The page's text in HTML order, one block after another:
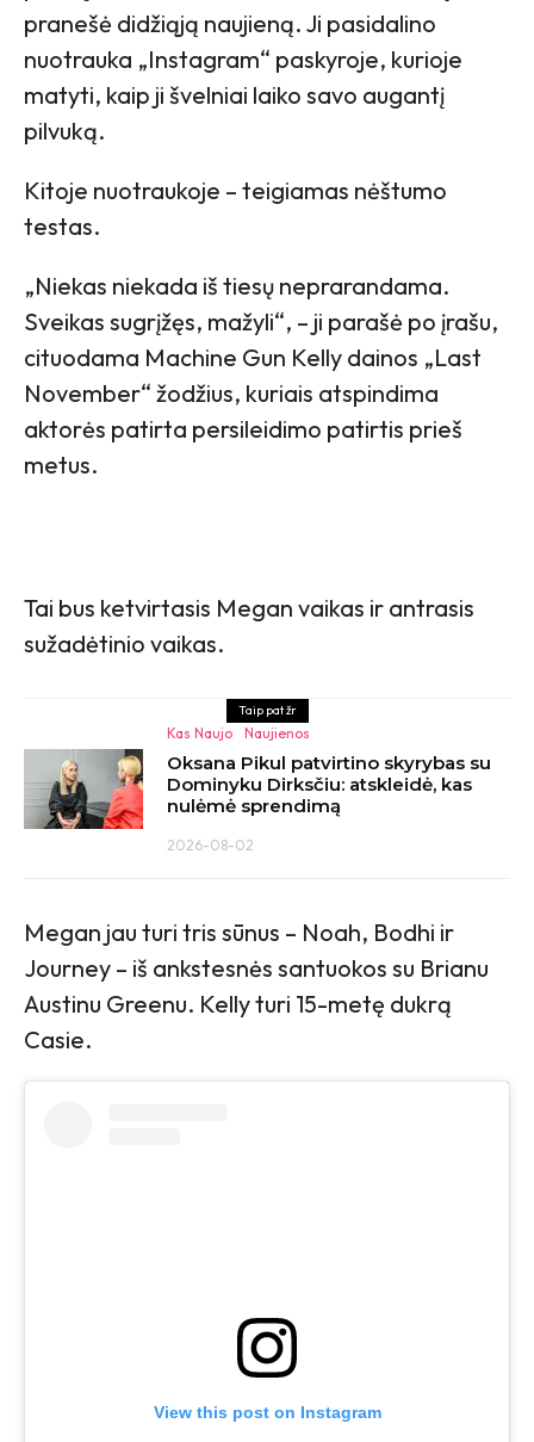
pranešė didžiąją naujieną. Ji pasidalino
nuotrauka „Instagram“ paskyroje, kurioje
matyti, kaip ji švelniai laiko savo augantį
pilvuką.
Kitoje nuotraukoje – teigiamas nėštumo
testas.
„Niekas niekada iš tiesų neprarandama.
Sveikas sugrįžęs, mažyli“, – ji parašė po įrašu,
cituodama Machine Gun Kelly dainos „Last
November“ žodžius, kuriais atspindima
aktorės patirta persileidimo patirtis prieš
metus.
Tai bus ketvirtasis Megan vaikas ir antrasis
sužadėtinio vaikas.
Taip pat žr
Kas Naujo Naujienos
Oksana Pikul patvirtino skyrybas su
Dominyku Dirksčiu: atskleidė, kas
nulėmė sprendimą
2026-08-02
Megan jau turi tris sūnus – Noah, Bodhi ir
Journey – iš ankstesnės santuokos su Brianu
Austinu Greenu. Kelly turi 15-metę dukrą
Casie.
View this post on Instagram